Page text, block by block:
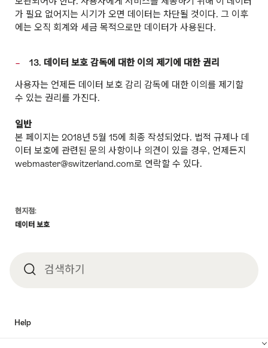
가 필요 없어지는 시기가 오면 데이터는 차단될 것이다. 그 이후
에는 오직 회계와 세금 목적으로만 데이터가 사용된다.
13. 데이터 보호 감독에 대한 이의 제기에 대한 권리
사용자는 언제든 데이터 보호 감리 감독에 대한 이의를 제기할
수 있는 권리를 가진다.
일반
본 페이지는 2018년 5월 15에 최종 작성되었다. 법적 규제나 데
이터 보호에 관련된 문의 사항이나 의견이 있을 경우, 언제든지
webmaster@switzerland.com로 연락할 수 있다.
Footer
현지점:
데이터 보호
검 검색하기
Help